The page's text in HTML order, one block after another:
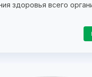
здоровья всего